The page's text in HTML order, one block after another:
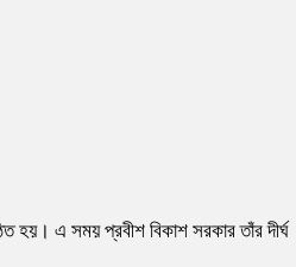
হয়। এ সময় প্রবীশ বিকাশ সরকার তাঁর দীর্ঘ